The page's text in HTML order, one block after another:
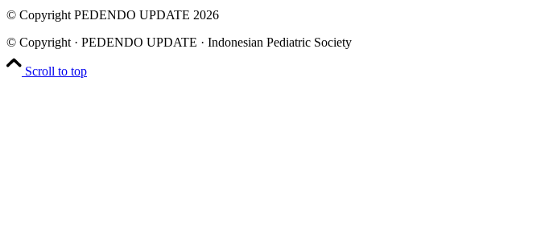
© Copyright PEDENDO UPDATE 2026
© Copyright · PEDENDO UPDATE · Indonesian Pediatric Society
Scroll to top